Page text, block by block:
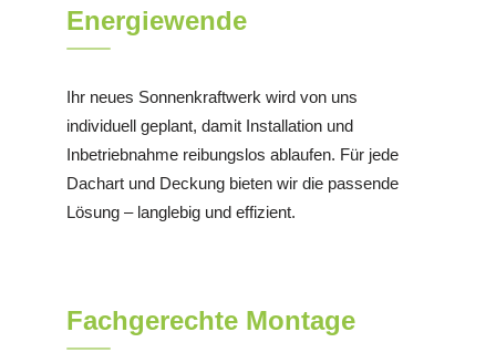
Energiewende
Ihr neues Sonnenkraftwerk wird von uns
individuell geplant, damit Installation und
Inbetriebnahme reibungslos ablaufen. Für jede
Dachart und Deckung bieten wir die passende
Lösung – langlebig und effizient.
Fachgerechte Montage